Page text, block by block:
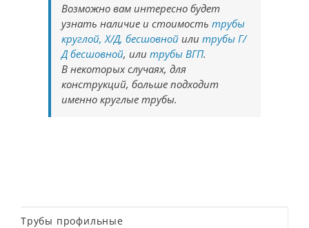
Возможно вам интересно будет
узнать наличие и стоимость трубы
круглой, Х/Д, бесшовной или трубы Г/
Д бесшовной, или трубы ВГП.
В некоторых случаях, для
конструкций, больше подходит
именно круглые трубы.
Трубы профильные